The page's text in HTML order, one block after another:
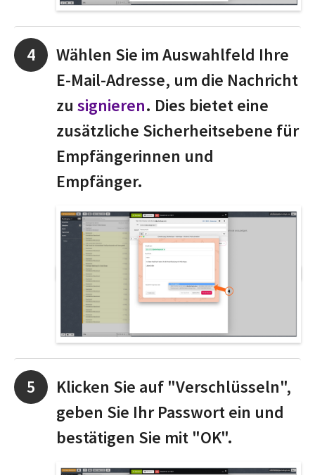
Wählen Sie im Auswahlfeld Ihre
E-Mail-Adresse, um die Nachricht
zu signieren. Dies bietet eine
zusätzliche Sicherheitsebene für
Empfängerinnen und
Empfänger.
Klicken Sie auf "Verschlüsseln",
geben Sie Ihr Passwort ein und
bestätigen Sie mit "OK".